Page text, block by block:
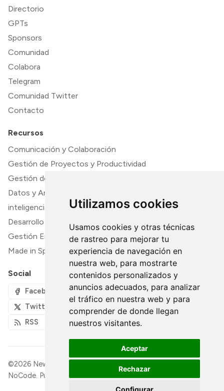
Utilizamos cookies
Usamos cookies y otras técnicas
de rastreo para mejorar tu
experiencia de navegación en
nuestra web, para mostrarte
contenidos personalizados y
anuncios adecuados, para analizar
el tráfico en nuestra web y para
comprender de donde llegan
nuestros visitantes.
Aceptar
Rechazar
Configurar
Directorio
GPTs
Sponsors
Comunidad
Colabora
Telegram
Comunidad Twitter
Contacto
Recursos
Comunicación y Colaboración
Gestión de Proyectos y Productividad
Gestión de Contenido y Documentación
Datos y Análisis
inteligencia artifical
Desarrollo y TI
Gestión Empresarial y Finanzas
Made in Spain
Social
Facebook
Twitter
RSS
©2026 Newsletter NoCode OpenSource - Lo último en
NoCode. Publicado con